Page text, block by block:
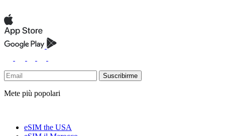
Suscribirme
Mete più popolari
eSIM the USA